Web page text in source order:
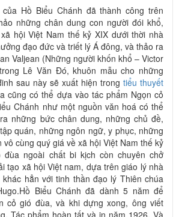
Hồ Biểu Chánh đã thành công trên
những chân dung con người đói khổ,
hội Việt Nam thế kỷ XIX dưới thời nhà
đạo đức và triết lý Á đông, và thảo ra
Valjean (Những người khốn khổ – Victor
Lê Văn Đó, khuôn mẫu cho những
sau này sẽ xuất hiện trong tiểu thuyết
cũng có thể dựa vào tác phẩm Ngọn cỏ
Chánh như một nguồn văn hoá có thể
những bức chân dung, những chủ đề,
quán, những ngôn ngữ, y phục, những
cùng quý giá về xã hội Việt Nam thế kỷ
đùa ngoài chất bi kịch còn chuyên chở
tạo xã hội Việt nam, dựa trên giáo lý nhà
hẳn với tinh thần đạo lý Thiên chúa
Biểu Chánh đã dành 5 năm để
cỏ gió đùa, và khi dựng xong, ông viết
Tác phẩm hoàn tất và in năm 1926. Và